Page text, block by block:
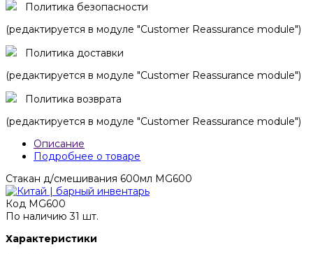
Политика безопасности
(редактируется в модуле "Customer Reassurance module")
Политика доставки
(редактируется в модуле "Customer Reassurance module")
Политика возврата
(редактируется в модуле "Customer Reassurance module")
Описание
Подробнее о товаре
Стакан д/смешивания 600мл MG600
Код MG600
По наличию 31 шт.
Характеристики